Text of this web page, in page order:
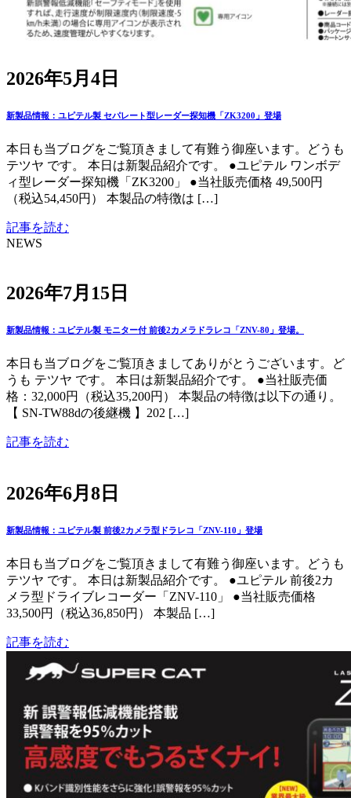
2026年5月4日
新製品情報：ユピテル製 セパレート型レーダー探知機「ZK3200」登場
本日も当ブログをご覧頂きまして有難う御座います。どうも
テツヤ です。 本日は新製品紹介です。 ●ユピテル ワンボデ
ィ型レーダー探知機「ZK3200」 ●当社販売価格 49,500円
（税込54,450円） 本製品の特徴は […]
記事を読む
NEWS
2026年7月15日
新製品情報：ユピテル製 モニター付 前後2カメラドラレコ「ZNV-80」登場。
本日も当ブログをご覧頂きましてありがとうございます。ど
うも テツヤ です。 本日は新製品紹介です。 ●当社販売価
格：32,000円（税込35,200円） 本製品の特徴は以下の通り。
【 SN-TW88dの後継機 】202 […]
記事を読む
2026年6月8日
新製品情報：ユピテル製 前後2カメラ型ドラレコ「ZNV-110」登場
本日も当ブログをご覧頂きまして有難う御座います。どうも
テツヤ です。 本日は新製品紹介です。 ●ユピテル 前後2カ
メラ型ドライブレコーダー「ZNV-110」 ●当社販売価格
33,500円（税込36,850円） 本製品 […]
記事を読む